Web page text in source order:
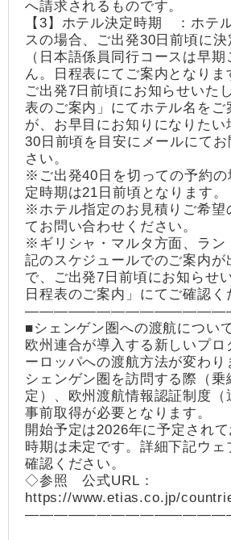
へ請求されるものです。
【3】ホテル決定時期 ：ホテ
スの場合、ご出発30日前頃に決
（日本語係員同行コースは早
ん。日程表にてご案内となりま
ご出発7日前頃にお知らせいた
表のご案内」にてホテル名をご
が、お早目にお知りになりたい
30日前頃を目安にメールにて
さい。
※ご出発40日を切っての予約の
定時期は21日前頃となります。
※ホテル指定のお見積りご希望
てお問い合わせください。
※ギリシャ・マルタ方面、ラン
記のスケジュールでのご案内が
で、ご出発7日前頃にお知らせ
日程表のご案内」にてご確認く
■シェンゲン圏への渡航につい
欧州連合が導入する新しいプロ
ーロッパへの渡航方法が変わり
シェンゲン圏を訪問する際（乗
定）、欧州渡航情報認証制度（
事前取得が必要となります。
開始予定は2026年に予定され
時期は未定です。詳細下記ウェ
確認ください。
◇参照 公式URL：
https://www.etias.co.jp/